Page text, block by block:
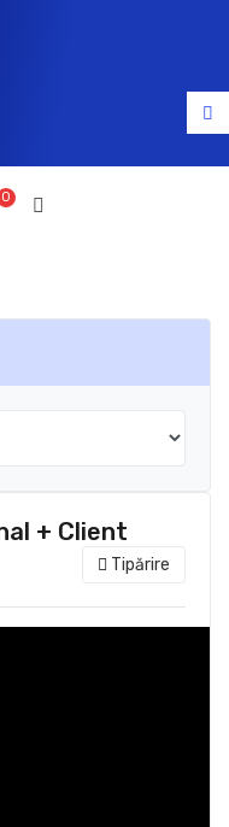
0Coș de cumpărături
+ Client
Tipărire